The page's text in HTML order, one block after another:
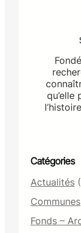
Catégories
Actualités
Communes
Fonds –